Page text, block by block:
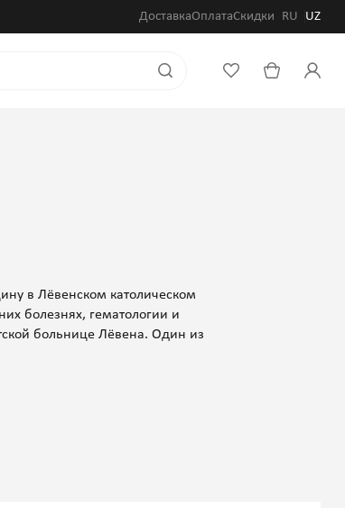
ДоставкаОплатаСкидки RU UZ
в Лёвенском католическом
болезнях, гематологии и
больнице Лёвена. Один из